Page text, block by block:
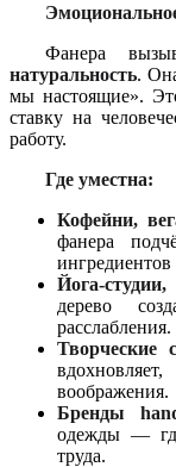
Фанера
натуральность.
мы настоящие».
ставку на
работу.
Где уместна:
Кофейни,
фанера
Йога-
дерево
расслабления.
Творческие
воображения.
Бренды
одежды —
труда.